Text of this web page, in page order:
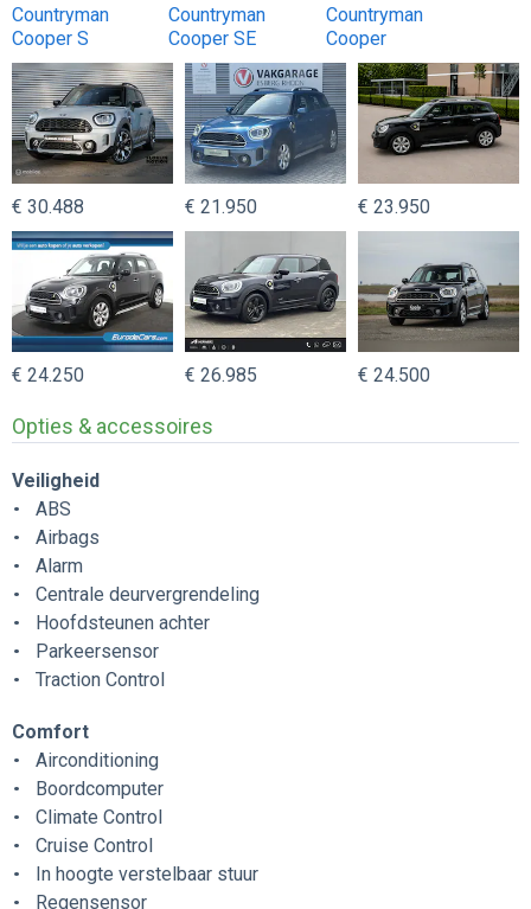
Countryman
Cooper S
Countryman
Cooper SE
Countryman
Cooper
€ 30.488 € 21.950 € 23.950
€ 24.250 € 26.985 € 24.500
Opties & accessoires
Veiligheid
ABS
Airbags
Alarm
Centrale deurvergrendeling
Hoofdsteunen achter
Parkeersensor
Traction Control
Comfort
Airconditioning
Boordcomputer
Climate Control
Cruise Control
In hoogte verstelbaar stuur
Regensensor